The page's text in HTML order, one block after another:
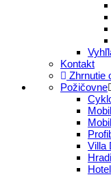
Kontakt
Zhrnutie
Požičovne
Villa